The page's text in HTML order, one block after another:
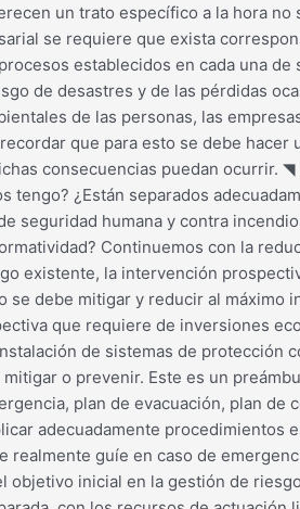
un trato específico a la hora
se requiere que exista
establecidos en cada una
de desastres y de las pérdidas
de las personas, las
que para esto se debe
consecuencias puedan ocurrir.
¿Están separados
seguridad humana y contra
Continuemos con la
existente, la intervención
debe mitigar y reducir al
que requiere de inversiones
de sistemas de
o prevenir. Este es un
plan de evacuación, plan
adecuadamente
guíe en caso de
inicial en la gestión de